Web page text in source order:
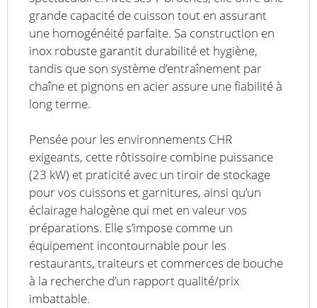
grande capacité de cuisson tout en assurant
une homogénéité parfaite. Sa construction en
inox robuste garantit durabilité et hygiène,
tandis que son système d’entraînement par
chaîne et pignons en acier assure une fiabilité à
long terme.
Pensée pour les environnements CHR
exigeants, cette rôtissoire combine puissance
(23 kW) et praticité avec un tiroir de stockage
pour vos cuissons et garnitures, ainsi qu’un
éclairage halogène qui met en valeur vos
préparations. Elle s’impose comme un
équipement incontournable pour les
restaurants, traiteurs et commerces de bouche
à la recherche d’un rapport qualité/prix
imbattable.